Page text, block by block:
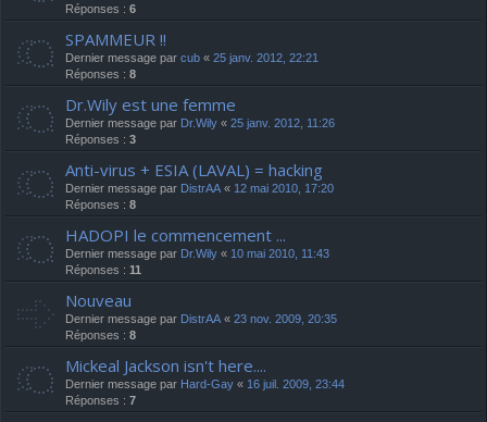
Réponses : 6
SPAMMEUR !!
Dernier message par cub « 25 janv. 2012, 22:21
Réponses : 8
Dr.Wily est une femme
Dernier message par Dr.Wily « 25 janv. 2012, 11:26
Réponses : 3
Anti-virus + ESIA (LAVAL) = hacking
Dernier message par DistrAA « 12 mai 2010, 17:20
Réponses : 8
HADOPI le commencement ...
Dernier message par Dr.Wily « 10 mai 2010, 11:43
Réponses : 11
Nouveau
Dernier message par DistrAA « 23 nov. 2009, 20:35
Réponses : 8
Mickeal Jackson isn't here....
Dernier message par Hard-Gay « 16 juil. 2009, 23:44
Réponses : 7